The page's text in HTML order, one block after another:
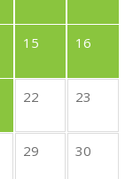
15 16
22 23
29 30